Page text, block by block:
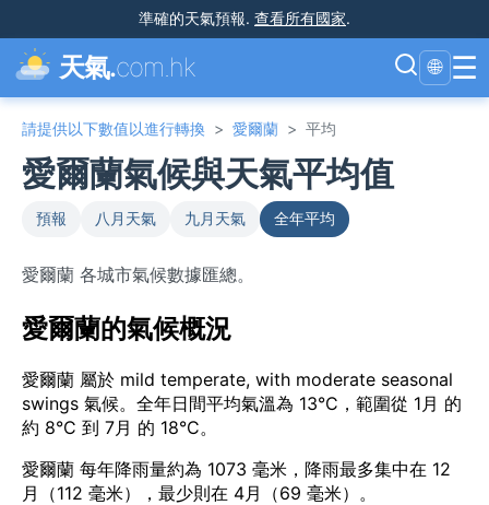
準確的天氣預報. 查看所有國家.
天氣.com.hk 🌐 ☰
請提供以下數值以進行轉換 > 愛爾蘭 > 平均
愛爾蘭氣候與天氣平均值
預報 八月天氣 九月天氣 全年平均
愛爾蘭 各城市氣候數據匯總。
愛爾蘭的氣候概況
愛爾蘭 屬於 mild temperate, with moderate seasonal
swings 氣候。全年日間平均氣溫為 13°C，範圍從 1月 的
約 8°C 到 7月 的 18°C。
愛爾蘭 每年降雨量約為 1073 毫米，降雨最多集中在 12
月（112 毫米），最少則在 4月（69 毫米）。